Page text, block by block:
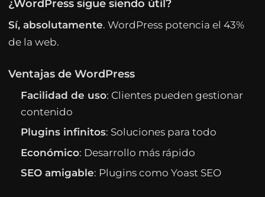
¿WordPress sigue siendo útil?
Sí, absolutamente. WordPress potencia el 43%
de la web.
Ventajas de WordPress
Facilidad de uso: Clientes pueden gestionar
contenido
Plugins infinitos: Soluciones para todo
Económico: Desarrollo más rápido
SEO amigable: Plugins como Yoast SEO